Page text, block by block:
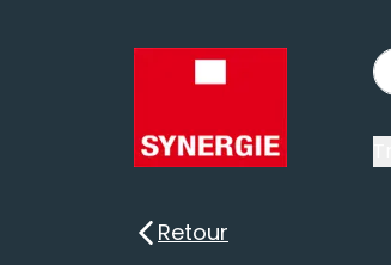
Retour
Retour